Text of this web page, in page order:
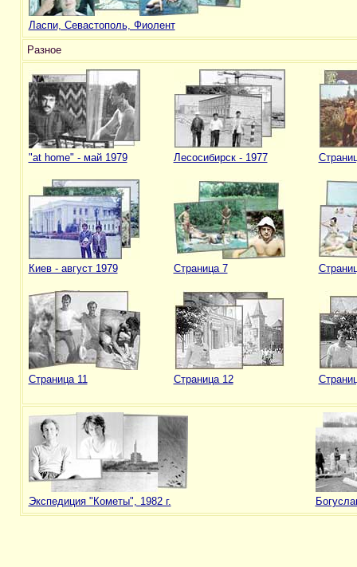
Ласпи, Севастополь, Фиолент
Разное
"at home" - май 1979 Лесосибирск - 1977
Киев - август 1979 Страница 7
Страница 11 Страница 12
Экспедиция "Кометы", 1982 г.